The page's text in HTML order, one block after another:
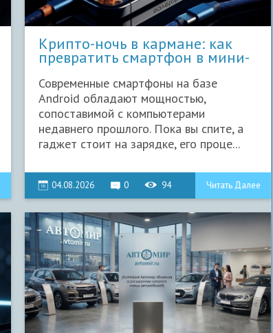
Крипто-ночь в кармане: как
превратить смартфон в мини-
Современные смартфоны на базе
Android обладают мощностью,
сопоставимой с компьютерами
недавнего прошлого. Пока вы спите, а
гаджет стоит на зарядке, его проце...
04.08.2026 0 94 Читать Далее